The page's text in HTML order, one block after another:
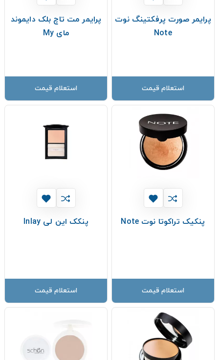
پرایمر صورت پرفکتینگ نوت
Note
استعلام قیمت
پرایمر مت تاچ بلک دایموند
مای My
استعلام قیمت
پنكیک تراكوتا نوت Note
استعلام قیمت
پنکک این لی Inlay
استعلام قیمت